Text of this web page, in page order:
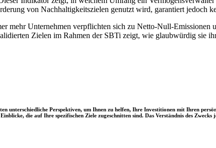
von Nachhaltigkeitszielen genutzt wird, garantiert jedoch
mehr Unternehmen verpflichten sich zu Netto-Null-Emissionen
Zielen im Rahmen der SBTi zeigt, wie glaubwürdig sie
unterschiedliche Perspektiven, um Ihnen zu helfen, Ihre Investitionen mit Ihren
die auf Ihre spezifischen Ziele zugeschnitten sind. Das Verständnis des